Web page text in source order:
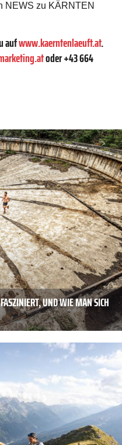
NEWS zu KÄRNTEN
aufwww.kaerntenlaeuft.at.
oder +43 664
UND WIE MAN SICH